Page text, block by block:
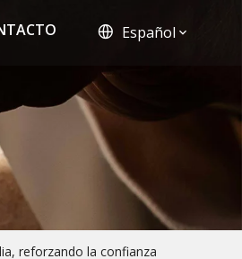
Español
reforzando la confianza